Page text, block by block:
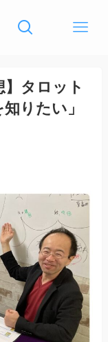
】タロット
りたい」